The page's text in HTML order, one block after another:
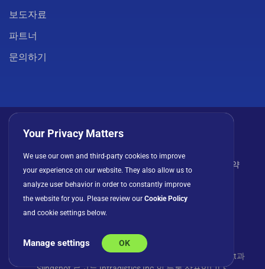
보도자료
파트너
문의하기
라이선스 계약
© Copyright 2026 INFRAGISTICS. 모든 권리 보유. Slingshot과
Your Privacy Matters
We use our own and third-party cookies to improve
your experience on our website. They also allow us to
analyze user behavior in order to constantly improve
the website for you. Please review our Cookie Policy
and cookie settings below.
Manage settings OK